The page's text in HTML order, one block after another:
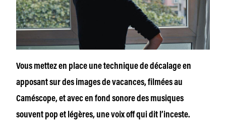
Vous mettez en place une technique de décalage en
apposant sur des images de vacances, filmées au
Caméscope, et avec en fond sonore des musiques
souvent pop et légères, une voix off qui dit l’inceste.